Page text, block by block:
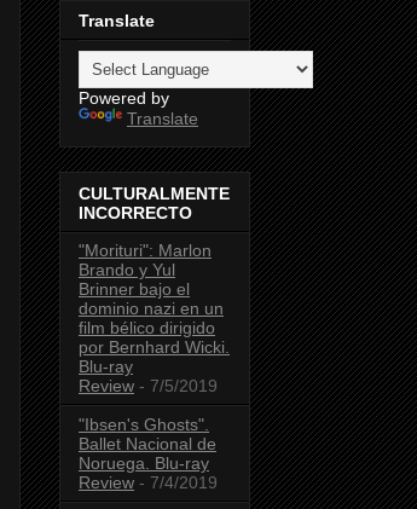
Translate
Powered by
Translate
CULTURALMENTE
INCORRECTO
"Morituri": Marlon
Brando y Yul
Brinner bajo el
dominio nazi en un
film bélico dirigido
por Bernhard Wicki.
Blu-ray
Review - 7/5/2019
"Ibsen's Ghosts".
Ballet Nacional de
Noruega. Blu-ray
Review - 7/4/2019